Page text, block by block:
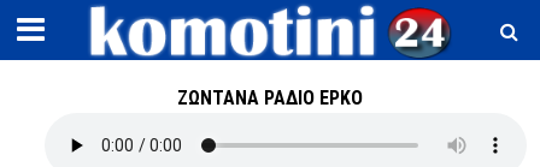
ΖΩΝΤΑΝΑ ΡΑΔΙΟ ΕΡΚΟ